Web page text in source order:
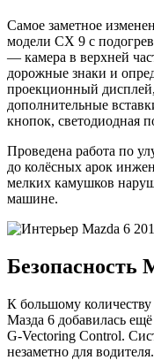
Самое заметное
модели СХ 9 с
— камера в верхней
дорожные знаки и
проекционный
дополнительные
кнопок, светодиодная
Проведена работа по
до колёсных арок
мелких камушков
машине.
Безопасность
К большому количеству
Мазда 6 добавилась
G‑Vectoring Control.
незаметно для водителя.